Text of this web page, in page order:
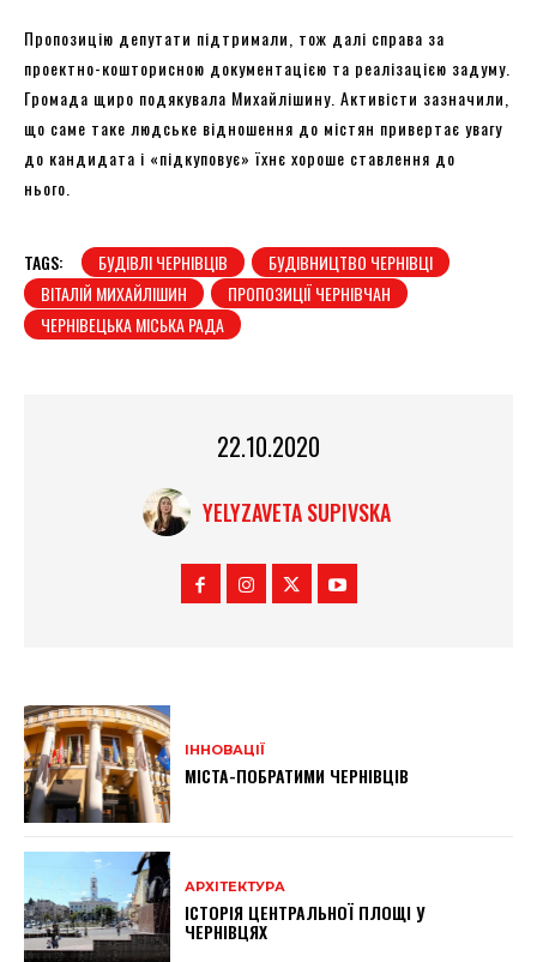
Пропозицію депутати підтримали, тож далі справа за
проектно-кошторисною документацією та реалізацією задуму.
Громада щиро подякувала Михайлішину. Активісти зазначили,
що саме таке людське відношення до містян привертає увагу
до кандидата і «підкуповує» їхнє хороше ставлення до
нього.
TAGS: БУДІВЛІ ЧЕРНІВЦІВ
БУДІВНИЦТВО ЧЕРНІВЦІ
ВІТАЛІЙ МИХАЙЛІШИН
ПРОПОЗИЦІЇ ЧЕРНІВЧАН
ЧЕРНІВЕЦЬКА МІСЬКА РАДА
22.10.2020
YELYZAVETA SUPIVSKA
ІННОВАЦІЇ
МІСТА-ПОБРАТИМИ ЧЕРНІВЦІВ
АРХІТЕКТУРА
ІСТОРІЯ ЦЕНТРАЛЬНОЇ ПЛОЩІ У
ЧЕРНІВЦЯХ